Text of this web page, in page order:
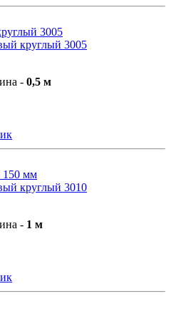
круглый 3005
- 0,5 м
круглый 3010
- 1 м